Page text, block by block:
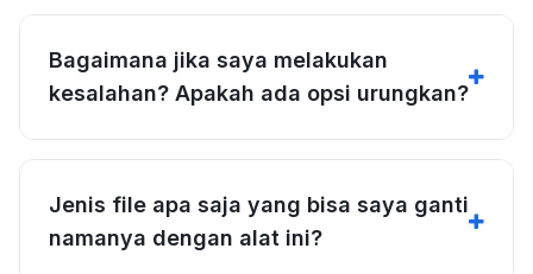
Bagaimana jika saya melakukan
kesalahan? Apakah ada opsi urungkan?
Jenis file apa saja yang bisa saya ganti
namanya dengan alat ini?